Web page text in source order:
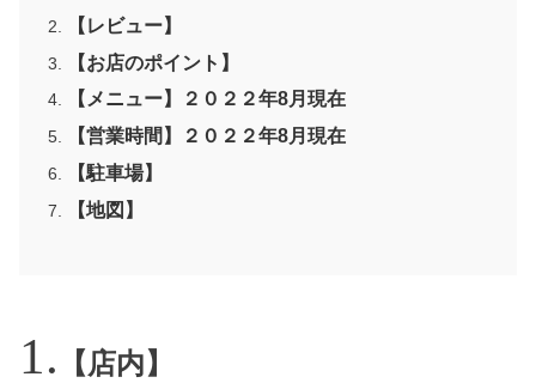
【レビュー】
【お店のポイント】
【メニュー】２０２２年8月現在
【営業時間】２０２２年8月現在
【駐車場】
【地図】
【店内】